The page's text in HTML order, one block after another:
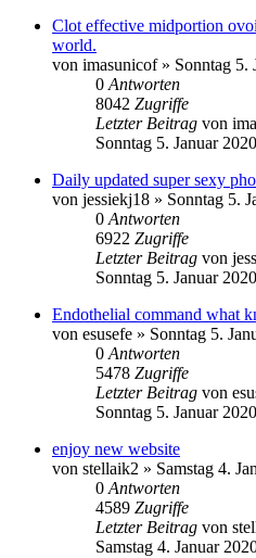
Clot effective midportion
world.
von imasunicof» Sonntag 5.
0 Antworten
8042 Zugriffe
Letzter Beitrag von
Sonntag 5. Januar
Daily updated super sexy
von jessiekj18 » Sonntag 5.
0 Antworten
6922 Zugriffe
Letzter Beitrag von
Sonntag 5. Januar
Endothelial command what
von esusefe » Sonntag 5.
0 Antworten
5478 Zugriffe
Letzter Beitrag von
Sonntag 5. Januar
enjoy new website
von stellaik2 » Samstag 4.
0 Antworten
4589 Zugriffe
Letzter Beitrag von
Samstag 4. Januar